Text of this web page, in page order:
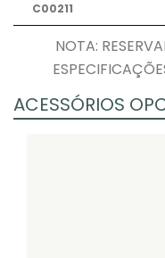
C00211
NOTA:
ACESSÓRIOS